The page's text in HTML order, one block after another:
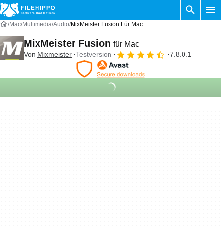
Mac Multimedia Audio MixMeister Fusion Für Mac
MixMeister Fusion für Mac
Von Mixmeister Testversion 7.8.0.1